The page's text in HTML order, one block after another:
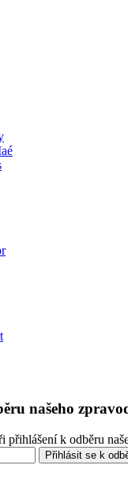
našeho
přihlášení k odběru
Přihlásit se k